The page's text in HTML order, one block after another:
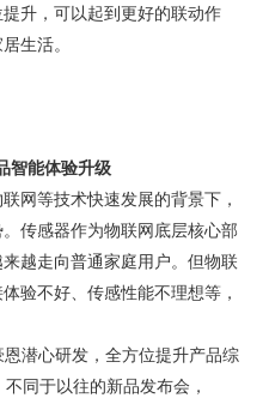
升，可以起到更好的联动作
生活。
智能体验升级
等技术快速发展的背景下，
传感器作为物联网底层核心部
越走向普通家庭用户。但物联
验不好、传感性能不理想等，
恩潜心研发， 全方位提升产品综
同于以往的新品发布会，